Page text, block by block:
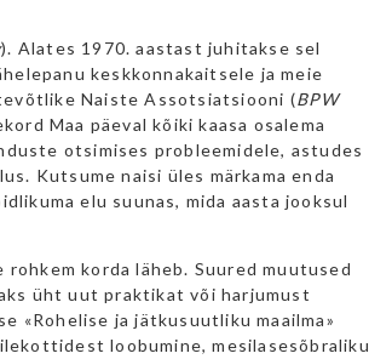
). Alates 1970. aastast juhitakse sel
keskkonnakaitsele ja meie
Naiste Assotsiatsiooni (BPW
Maa päeval kõiki kaasa osalema
otsimises probleemidele, astudes
Kutsume naisi üles märkama enda
elu suunas, mida aasta jooksul
korda läheb. Suured muutused
üht uut praktikat või harjumust
«Rohelise ja jätkusuutliku maailma»
loobumine, mesilasesõbraliku